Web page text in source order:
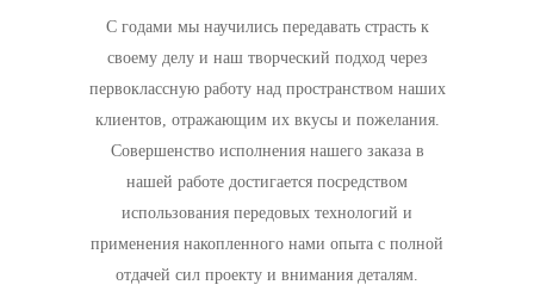
С годами мы научились передавать страсть к
своему делу и наш творческий подход через
первоклассную работу над пространством наших
клиентов, отражающим их вкусы и пожелания.
Совершенство исполнения нашего заказа в
нашей работе достигается посредством
использования передовых технологий и
применения накопленного нами опыта с полной
отдачей сил проекту и внимания деталям.